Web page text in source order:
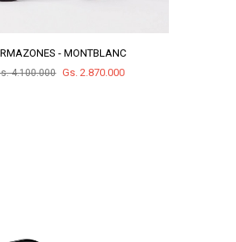
- MONTBLANC
4.100.000 Gs. 2.870.000